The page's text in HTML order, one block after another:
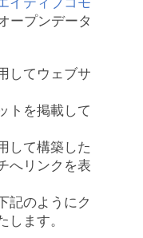
ープンデータ
してウェブサ
トを掲載して
して構築した
へリンクを表
記のようにク
します。